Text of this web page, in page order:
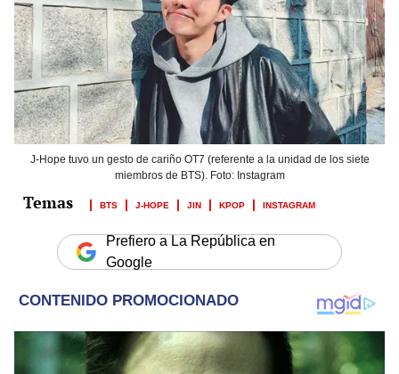
J-Hope tuvo un gesto de cariño OT7 (referente a la unidad de los siete
miembros de BTS). Foto: Instagram
BTS J-HOPE JIN KPOP INSTAGRAM
Prefiero a La República en
Google